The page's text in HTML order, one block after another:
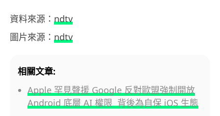
資料來源： ndtv
圖片來源： ndtv
相關文章:
Apple 罕見聲援 Google 反對歐盟強制開放
Android 底層 AI 權限 背後為自保 iOS 生態